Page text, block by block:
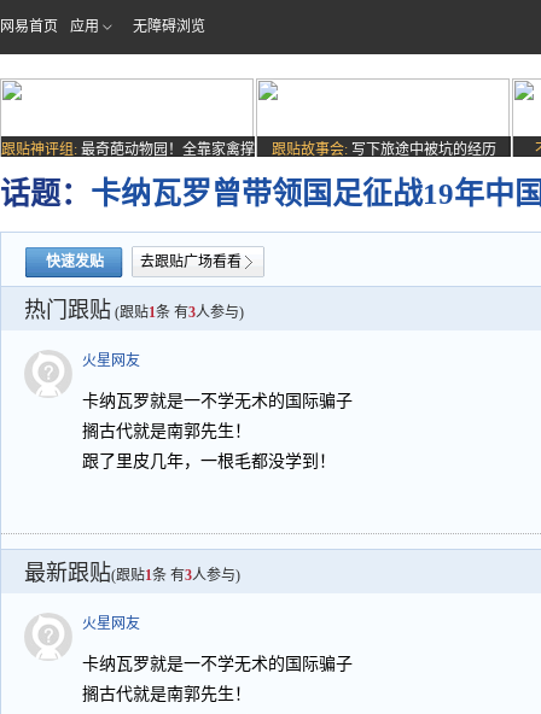
网易首页 应用 无障碍浏览
跟贴神评组: 最奇葩动物园！全靠家禽撑
场子
跟贴故事会: 写下旅途中被坑的经历
话题： 卡纳瓦罗曾带领国足征战19年中
快速发贴 去跟贴广场看看
热门跟贴 (跟贴1条 有3人参与)
火星网友
卡纳瓦罗就是一不学无术的国际骗子
搁古代就是南郭先生！
跟了里皮几年，一根毛都没学到！
最新跟贴(跟贴1条 有3人参与)
火星网友
卡纳瓦罗就是一不学无术的国际骗子
搁古代就是南郭先生！